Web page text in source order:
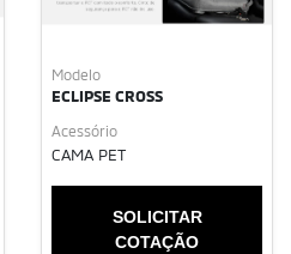
Modelo
ECLIPSE CROSS
Acessório
CAMA PET
SOLICITAR
COTAÇÃO